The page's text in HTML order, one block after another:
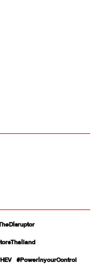
#PowerinyourControl